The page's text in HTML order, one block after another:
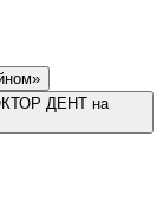
ДЕНТ на